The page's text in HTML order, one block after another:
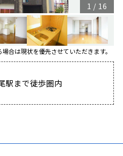
1 / 16
合は現状を優先させていただきます。
駅まで徒歩圏内